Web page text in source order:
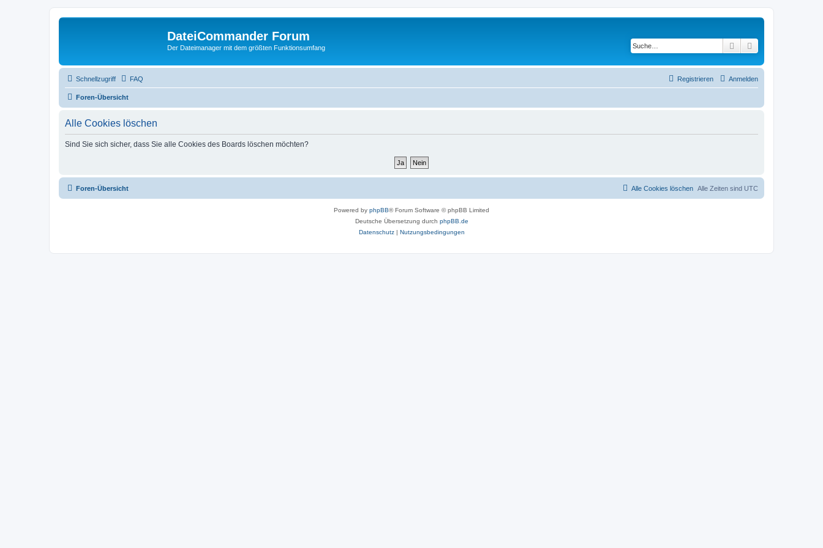
DateiCommander Forum
Der Dateimanager mit dem größten Funktionsumfang Suche
Schnellzugriff FAQ Anmelden
Registrieren
Foren-Übersicht
Alle Cookies löschen
Sind Sie sich sicher, dass Sie alle Cookies des Boards löschen möchten?
Foren-Übersicht Alle Zeiten sind UTC
Alle Cookies löschen
Powered by phpBB® Forum Software © phpBB Limited
Deutsche Übersetzung durch phpBB.de
Datenschutz| Nutzungsbedingungen